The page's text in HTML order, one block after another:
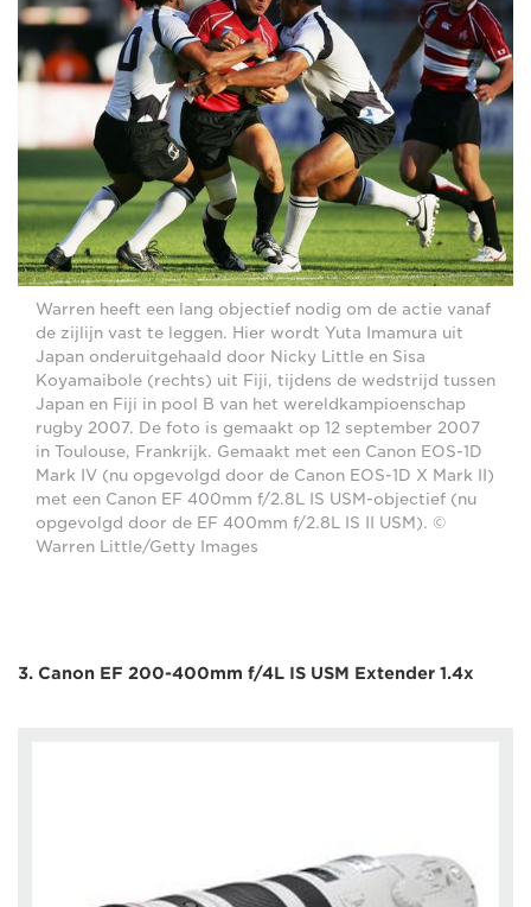
Warren heeft een lang objectief nodig om de actie vanaf
de zijlijn vast te leggen. Hier wordt Yuta Imamura uit
Japan onderuitgehaald door Nicky Little en Sisa
Koyamaibole (rechts) uit Fiji, tijdens de wedstrijd tussen
Japan en Fiji in pool B van het wereldkampioenschap
rugby 2007. De foto is gemaakt op 12 september 2007
in Toulouse, Frankrijk. Gemaakt met een Canon EOS-1D
Mark IV (nu opgevolgd door de Canon EOS-1D X Mark II)
met een Canon EF 400mm f/2.8L IS USM-objectief (nu
opgevolgd door de EF 400mm f/2.8L IS II USM). ©
Warren Little/Getty Images
3. Canon EF 200-400mm f/4L IS USM Extender 1.4x